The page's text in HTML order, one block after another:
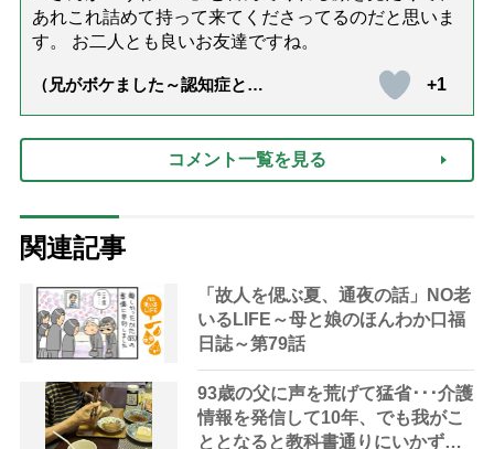
あれこれ詰めて持って来てくださってるのだと思いま
す。 お二人とも良いお友達ですね。
（兄がボケました～認知症と介
達』が届きました」）
+1
コメント一覧を見る
関連記事
「故人を偲ぶ夏、通夜の話」NO老
いるLIFE～母と娘のほんわか口福
日誌～第79話
93歳の父に声を荒げて猛省･･･介護
情報を発信して10年、でも我がこ
ととなると教科書通りにいかずに